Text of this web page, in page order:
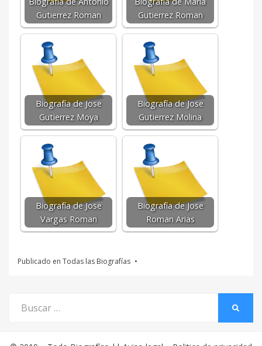
Gutierrez Roman
Gutierrez Roman
Biografía de Jose
Gutierrez Moya
Biografía de Jose
Gutierrez Molina
Biografía de Jose
Vargas Roman
Biografía de Jose
Roman Arias
Publicado en Todas las Biografías
por: